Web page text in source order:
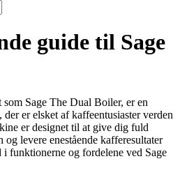
guide til Sage
Sage The Dual Boiler, er en
er elsket af kaffeentusiaster verden
er designet til at give dig fuld
levere enestående kafferesultater
funktionerne og fordelene ved Sage